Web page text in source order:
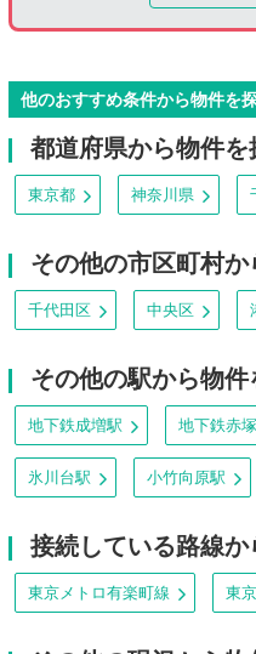
他のおすすめ条件から物件を
都道府県から物件を
東京都 神奈川県
その他の市区町村
千代田区 中央区
その他の駅から物件
地下鉄成増駅 地下鉄赤
氷川台駅 小竹向原駅
接続している路線
東京メトロ有楽町線 東